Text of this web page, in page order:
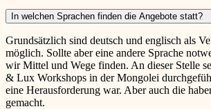
In welchen Sprachen finden die Angebote statt?
Grundsätzlich sind deutsch und englisch als
möglich. Sollte aber eine andere Sprache
wir Mittel und Wege finden. An dieser Stelle
& Lux Workshops in der Mongolei
eine Herausforderung war. Aber auch die
gemacht.